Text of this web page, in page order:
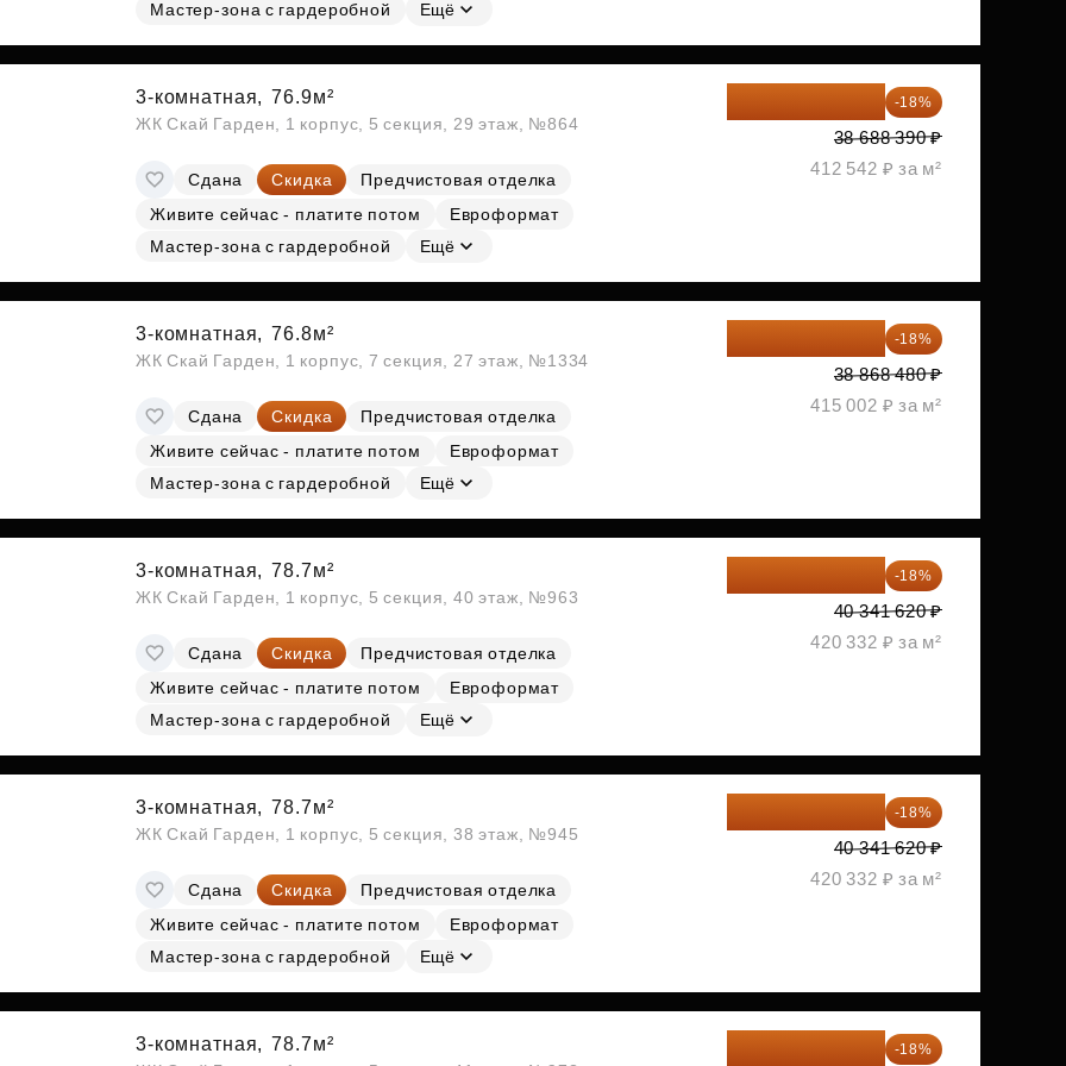
СубсидииМастер-зона с гардеробной
Ещё
3-комнатная, 76.9м²
ЖК Скай Гарден, 1 корпус, 5 секция, 29 этаж, №864
Сдана Скидка
Предчистовая отделка
Живите сейчас - платите потом
Евроформат
Мастер-зона с гардеробной
Ещё
-18%
38 688 390 ₽
412 542 ₽ за м²
3-комнатная, 76.8м²
ЖК Скай Гарден, 1 корпус, 7 секция, 27 этаж, №1334
Сдана Скидка
Предчистовая отделка
Живите сейчас - платите потом
Евроформат
Мастер-зона с гардеробной
Ещё
-18%
38 868 480 ₽
415 002 ₽ за м²
3-комнатная, 78.7м²
ЖК Скай Гарден, 1 корпус, 5 секция, 40 этаж, №963
Сдана Скидка
Предчистовая отделка
Живите сейчас - платите потом
Евроформат
Мастер-зона с гардеробной
Ещё
-18%
40 341 620 ₽
420 332 ₽ за м²
3-комнатная, 78.7м²
ЖК Скай Гарден, 1 корпус, 5 секция, 38 этаж, №945
Сдана Скидка
Предчистовая отделка
Живите сейчас - платите потом
Евроформат
Мастер-зона с гардеробной
Ещё
-18%
40 341 620 ₽
420 332 ₽ за м²
3-комнатная, 78.7м² -18%